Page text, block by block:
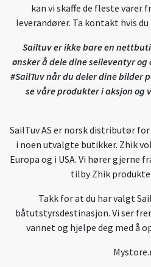
kan vi skaffe de fleste
leverandører. Ta kontakt hvis
Sailtuv er ikke bare en
ønsker å dele dine seileventyr
#SailTuv når du deler dine bilder
se våre produkter i aksjon og
SailTuv AS er norsk distributør
i noen utvalgte butikker. Zhik
Europa og i USA. Vi hører gjerne
tilby Zhik
Takk for at du har valgt
båtutstyrsdestinasjon. Vi ser
vannet og hjelpe deg med å